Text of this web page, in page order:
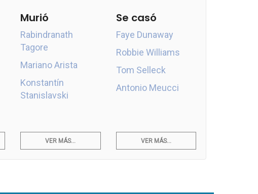
Murió
Rabindranath
Tagore
Mariano Arista
Konstantín
Stanislavski
Se casó
Faye Dunaway
Robbie Williams
Tom Selleck
Antonio Meucci
VER MÁS... VER MÁS...